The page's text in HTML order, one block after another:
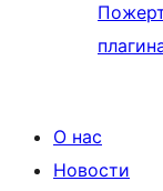
О нас
Новости